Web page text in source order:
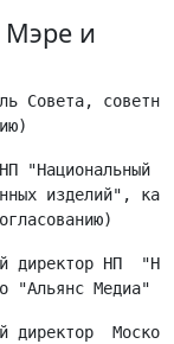
Мэре и
изделий",
НП